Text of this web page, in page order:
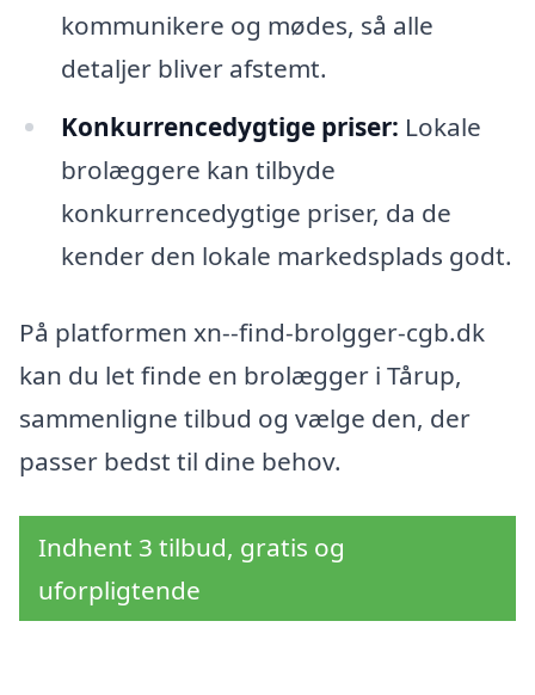
kommunikere og mødes, så alle
detaljer bliver afstemt.
Konkurrencedygtige priser: Lokale
brolæggere kan tilbyde
konkurrencedygtige priser, da de
kender den lokale markedsplads godt.
På platformen xn--find-brolgger-cgb.dk
kan du let finde en brolægger i Tårup,
sammenligne tilbud og vælge den, der
passer bedst til dine behov.
Indhent 3 tilbud, gratis og
uforpligtende